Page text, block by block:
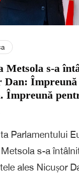
Metsola s-a
Dan:
Împreună
Parlamentului
s-a
ales Nicușor